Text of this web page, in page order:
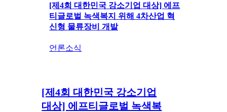
[제4회 대한민국 강소기업 대상] 에프
티글로벌 녹색복지 위해 4차산업 혁
신형 물류장비 개발
언론소식
[제4회 대한민국 강소기업
대상] 에프티글로벌 녹색복